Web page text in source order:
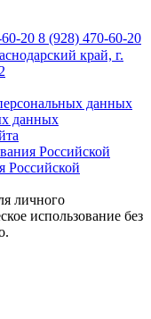
20 8 (928) 470-60-20
край, г.
данных
данных
Российской
Российской
личного
использование без